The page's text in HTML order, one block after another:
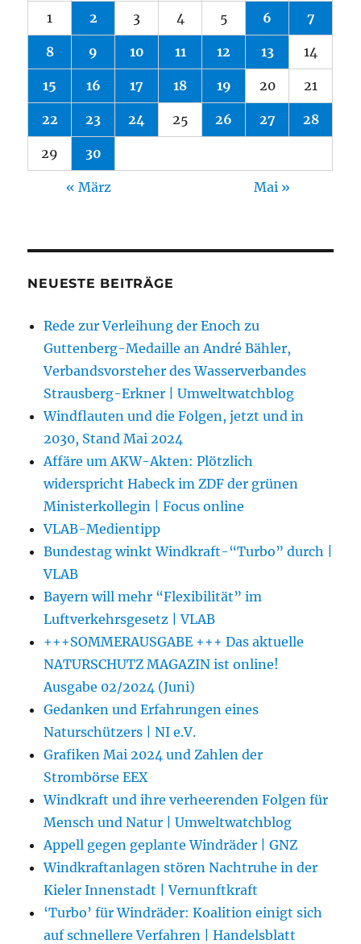
1 2 3 4 5 6 7
8 9 10 11 12 13 14
15 16 17 18 19 20 21
22 23 24 25 26 27 28
29 30
« März Mai »
NEUESTE BEITRÄGE
Rede zur Verleihung der Enoch zu
Guttenberg-Medaille an André Bähler,
Verbandsvorsteher des Wasserverbandes
Strausberg-Erkner | Umweltwatchblog
Windflauten und die Folgen, jetzt und in
2030, Stand Mai 2024
Affäre um AKW-Akten: Plötzlich
widerspricht Habeck im ZDF der grünen
Ministerkollegin | Focus online
VLAB-Medientipp
Bundestag winkt Windkraft-“Turbo” durch |
VLAB
Bayern will mehr “Flexibilität” im
Luftverkehrsgesetz | VLAB
+++SOMMERAUSGABE +++ Das aktuelle
NATURSCHUTZ MAGAZIN ist online!
Ausgabe 02/2024 (Juni)
Gedanken und Erfahrungen eines
Naturschützers | NI e.V.
Grafiken Mai 2024 und Zahlen der
Strombörse EEX
Windkraft und ihre verheerenden Folgen für
Mensch und Natur | Umweltwatchblog
Appell gegen geplante Windräder | GNZ
Windkraftanlagen stören Nachtruhe in der
Kieler Innenstadt | Vernunftkraft
‘Turbo’ für Windräder: Koalition einigt sich
auf schnellere Verfahren | Handelsblatt